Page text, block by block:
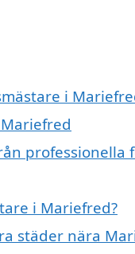
i
professionella
i Mariefred?
städer nära